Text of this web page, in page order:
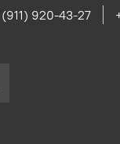
(911) 920-43-27